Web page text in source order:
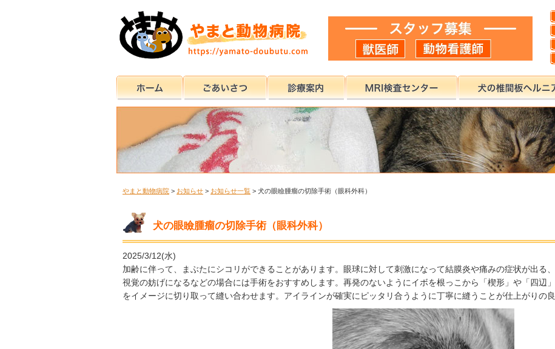
やまと動物病院 > お知らせ > お知らせ一覧 > 犬の眼瞼腫瘤の切除手術（眼科外科）
犬の眼瞼腫瘤の切除手術（眼科外科）
2025/3/12(水)
加齢に伴って、まぶたにシコリができることがあります。眼球に対して刺激になって結膜炎や痛みの症状が出る、
視覚の妨げになるなどの場合には手術をおすすめします。再発のないようにイボを根っこから「楔形」や「四辺」
をイメージに切り取って縫い合わせます。アイラインが確実にピッタリ合うように丁寧に縫うことが仕上がりの良